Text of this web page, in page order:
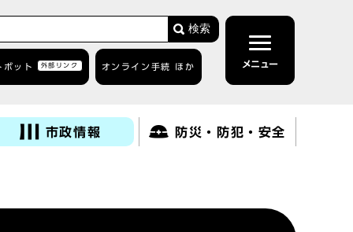
検索
ボット 外部リンク オンライン手続 ほか メニュー
市政情報 防災・防犯・安全